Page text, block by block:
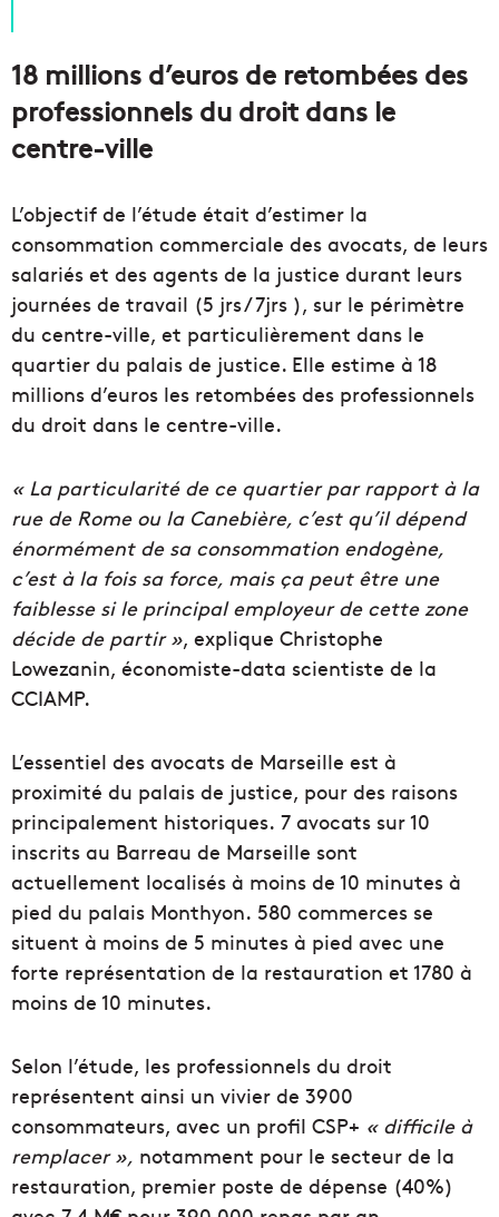
18 millions d’euros de retombées des
professionnels du droit dans le
centre-ville
L’objectif de l’étude était d’estimer la
consommation commerciale des avocats, de leurs
salariés et des agents de la justice durant leurs
journées de travail (5 jrs / 7jrs ), sur le périmètre
du centre-ville, et particulièrement dans le
quartier du palais de justice. Elle estime à 18
millions d’euros les retombées des professionnels
du droit dans le centre-ville.
« La particularité de ce quartier par rapport à la
rue de Rome ou la Canebière, c’est qu’il dépend
énormément de sa consommation endogène,
c’est à la fois sa force, mais ça peut être une
faiblesse si le principal employeur de cette zone
décide de partir », explique Christophe
Lowezanin, économiste-data scientiste de la
CCIAMP.
L’essentiel des avocats de Marseille est à
proximité du palais de justice, pour des raisons
principalement historiques. 7 avocats sur 10
inscrits au Barreau de Marseille sont
actuellement localisés à moins de 10 minutes à
pied du palais Monthyon. 580 commerces se
situent à moins de 5 minutes à pied avec une
forte représentation de la restauration et 1780 à
moins de 10 minutes.
Selon l’étude, les professionnels du droit
représentent ainsi un vivier de 3900
consommateurs, avec un profil CSP+ « difficile à
remplacer », notamment pour le secteur de la
restauration, premier poste de dépense (40%)